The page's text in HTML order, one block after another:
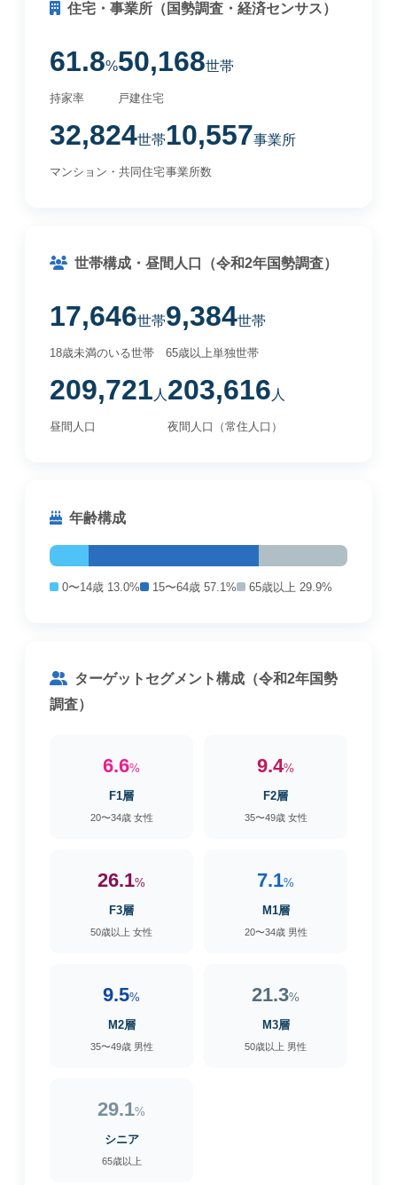
住宅・事業所（国勢調査・経済センサス）
61.8%
持家率
50,168世帯
戸建住宅
32,824世帯
マンション・共同住宅
10,557事業所
事業所数
世帯構成・昼間人口（令和2年国勢調査）
17,646世帯
18歳未満のいる世帯
9,384世帯
65歳以上単独世帯
209,721 人
昼間人口
203,616 人
夜間人口（常住人口）
年齢構成
0〜14歳 13.0% 15〜64歳 57.1% 65歳以上 29.9%
ターゲットセグメント構成（令和2年国勢
調査）
6.6%
F1層
20〜34歳 女性
9.4%
F2層
35〜49歳 女性
26.1%
F3層
50歳以上 女性
7.1%
M1層
20〜34歳 男性
9.5%
M2層
35〜49歳 男性
21.3%
M3層
50歳以上 男性
29.1%
シニア
65歳以上